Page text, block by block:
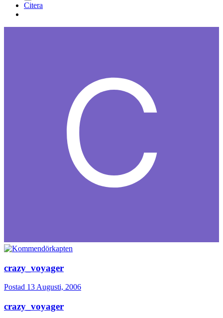
Citera
crazy_voyager
Postad 13 Augusti, 2006
crazy_voyager